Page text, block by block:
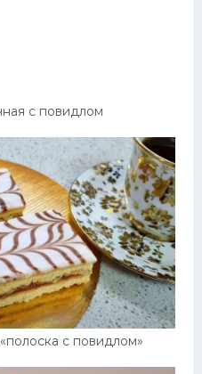
с повидлом
с повидлом»